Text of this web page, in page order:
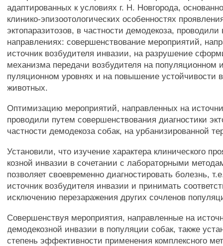
адаптированных к условиях г. Н. Новгорода,
клинико-эпизоотологических особенностях
эктопаразитозов, в частности демодекоза, проводили
направлениях: совершенствование мероприятий,
источник возбудителя инвазии, на разрушение
механизма передачи возбудителя на популяционном
пуляционном уровнях и на повышение устойчивости
животных.
Оптимизацию мероприятий, направленных на
проводили путем совершенствования диагностики
частности демодекоза собак, на урбанизированной
Установили, что изучение характера клинического
козной инвазии в сочетании с лабораторными
позволяет своевременно диагностировать болезнь,
источник возбудителя инвазии и принимать
исключению перезаражения других сочленов
Совершенствуя мероприятия, направленные на
демодекозной инвазии в популяции собак, также
степень эффективности применения комплексного